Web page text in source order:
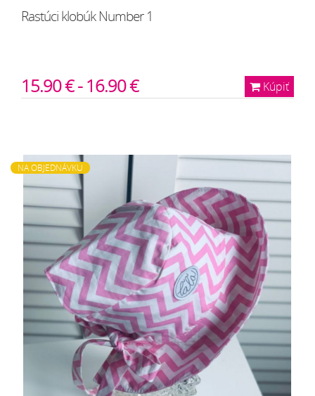
Rastúci klobúk Number 1
Kúpiť
15.90 € - 16.90 €
NA OBJEDNÁVKU